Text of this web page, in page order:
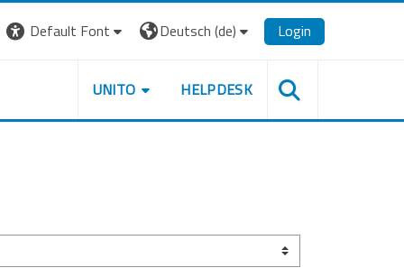
Default Font Deutsch ‎(de)‎ Login
UNITO HELPDESK